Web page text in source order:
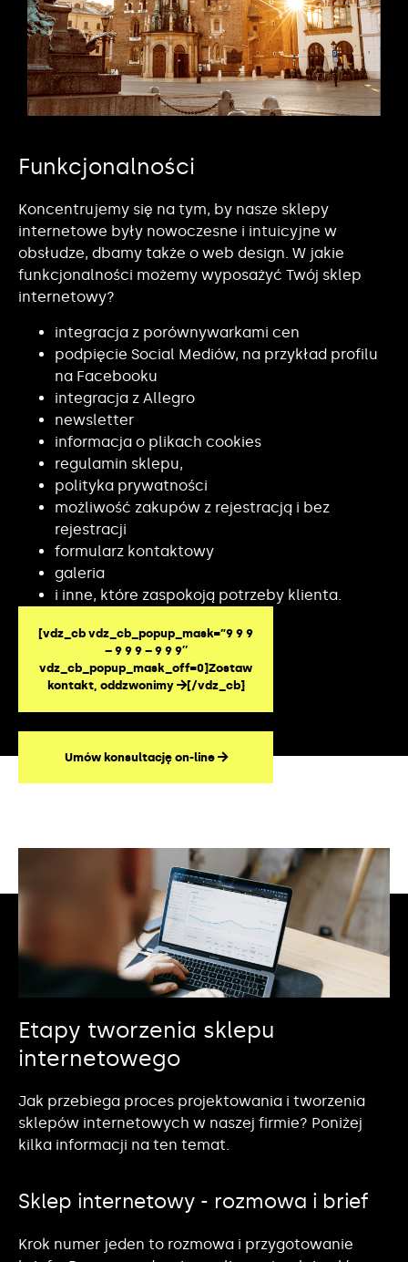
Funkcjonalności
Koncentrujemy się na tym, by nasze sklepy
internetowe były nowoczesne i intuicyjne w
obsłudze, dbamy także o web design. W jakie
funkcjonalności możemy wyposażyć Twój sklep
internetowy?
integracja z porównywarkami cen
podpięcie Social Mediów, na przykład profilu
na Facebooku
integracja z Allegro
newsletter
informacja o plikach cookies
regulamin sklepu,
polityka prywatności
możliwość zakupów z rejestracją i bez
rejestracji
formularz kontaktowy
galeria
i inne, które zaspokoją potrzeby klienta.
[vdz_cb vdz_cb_popup_mask=”9 9 9
– 9 9 9 – 9 9 9″
vdz_cb_popup_mask_off=0]Zostaw
kontakt, oddzwonimy
[/vdz_cb]
Umów konsultację on-line
Etapy tworzenia sklepu
internetowego
Jak przebiega proces projektowania i tworzenia
sklepów internetowych w naszej firmie? Poniżej
kilka informacji na ten temat.
Sklep internetowy - rozmowa i brief
Krok numer jeden to rozmowa i przygotowanie